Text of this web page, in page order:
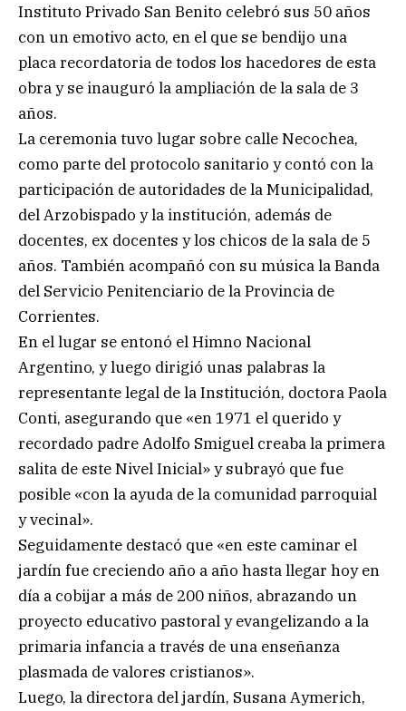
Instituto Privado San Benito celebró sus 50 años
con un emotivo acto, en el que se bendijo una
placa recordatoria de todos los hacedores de esta
obra y se inauguró la ampliación de la sala de 3
años.
La ceremonia tuvo lugar sobre calle Necochea,
como parte del protocolo sanitario y contó con la
participación de autoridades de la Municipalidad,
del Arzobispado y la institución, además de
docentes, ex docentes y los chicos de la sala de 5
años. También acompañó con su música la Banda
del Servicio Penitenciario de la Provincia de
Corrientes.
En el lugar se entonó el Himno Nacional
Argentino, y luego dirigió unas palabras la
representante legal de la Institución, doctora Paola
Conti, asegurando que «en 1971 el querido y
recordado padre Adolfo Smiguel creaba la primera
salita de este Nivel Inicial» y subrayó que fue
posible «con la ayuda de la comunidad parroquial
y vecinal».
Seguidamente destacó que «en este caminar el
jardín fue creciendo año a año hasta llegar hoy en
día a cobijar a más de 200 niños, abrazando un
proyecto educativo pastoral y evangelizando a la
primaria infancia a través de una enseñanza
plasmada de valores cristianos».
Luego, la directora del jardín, Susana Aymerich,